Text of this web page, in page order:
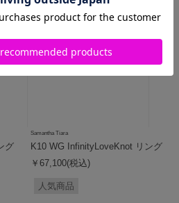
グ
Samantha Tiara
K10 WG InfinityLoveKnot リング
￥67,100(税込)
人気商品